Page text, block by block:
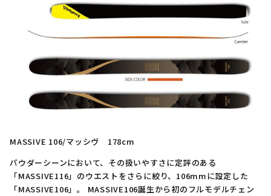
MASSIVE 106/マッシヴ 178cm
パウダーシーンにおいて、その扱いやすさに定評のある
「MASSIVE116」のウエストをさらに絞り、106mmに設定した
「MASSIVE106」。 MASSIVE106誕生から初のフルモデルチェン